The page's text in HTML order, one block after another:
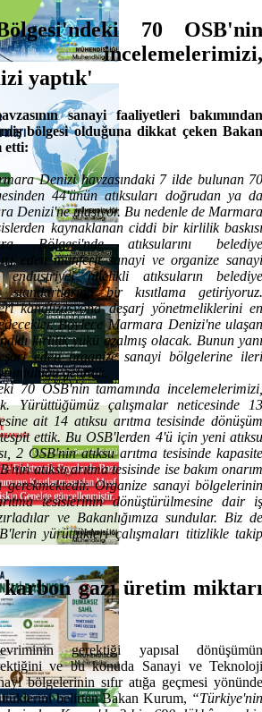
70
yaptık'
sanayi faaliyetleri
bölgesi olduğuna dikkat çeken
etti:
Denizi havzasındaki 7 ilde bulunan
44'ünün atıksuları doğrudan ya
Denizi'ne ulaşıyor. Bu nedenle de
kaynaklanan ciddi bir kirlilik
Bölgesi'nde atıksularını
eden münferit sanayi ve organize
endüstriyel nitelikli atıksuların
standartlarına bir kısıtlama
kanalizasyona deşarj yönetmeliklerini
Böylece Marmara Denizi'ne
kirlilik yükü azalmış olacak. Bunun
eden organize sanayi bölgelerine
getirdik.
70 OSB'nin tamamında
Yürüttüğümüz çalışmalar neticesinde
ait 14 atıksu arıtma tesisinde
ettik. Bu OSB'lerden 4'ü için yeni
2 OSB'nin atıksu arıtma tesisinde
atıksu arıtma tesisinde ise bakım
gerekmektedir. Organize sanayi
tesislerinin dönüştürülmesine dair
ve Bakanlığımıza sundular. Biz
yürüttükleri çalışmaları titizlikle
gazı üretim
gerektiği yapısal
ve bu konuda Sanayi ve
bölgelerinin sıfır atığa geçmesi
belirten Bakan Kurum,